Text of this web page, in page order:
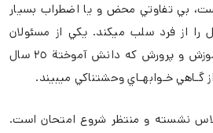
بي تفاوتي محض و يا اضطراب بسيار
از فرد سلب ميکند. يکي از مسئولان
بسيار موفق امور اجرايي آموزش و پرورش که دانش آموختة ٢٥ سال
گـاهي خـوابهـاي وحشتناکي ميبيند.
نشسته و منتظر شروع امتحان است.